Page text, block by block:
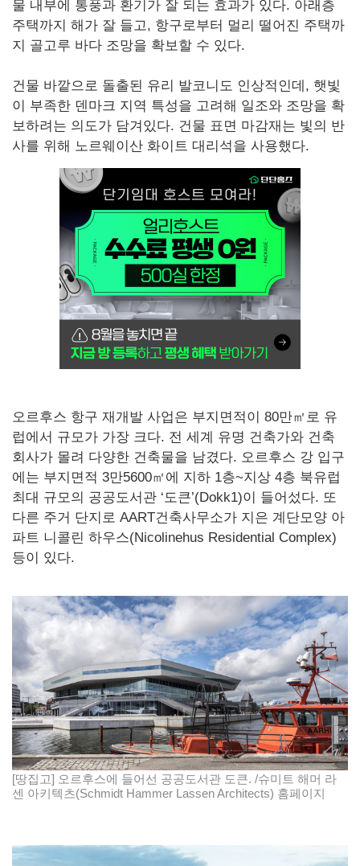
물 내부에 통풍과 환기가 잘 되는 효과가 있다. 아래층
주택까지 해가 잘 들고, 항구로부터 멀리 떨어진 주택까
지 골고루 바다 조망을 확보할 수 있다.
건물 바깥으로 돌출된 유리 발코니도 인상적인데, 햇빛
이 부족한 덴마크 지역 특성을 고려해 일조와 조망을 확
보하려는 의도가 담겨있다. 건물 표면 마감재는 빛의 반
사를 위해 노르웨이산 화이트 대리석을 사용했다.
오르후스 항구 재개발 사업은 부지면적이 80만㎡로 유
럽에서 규모가 가장 크다. 전 세계 유명 건축가와 건축
회사가 몰려 다양한 건축물을 남겼다. 오르후스 강 입구
에는 부지면적 3만5600㎡에 지하 1층~지상 4층 북유럽
최대 규모의 공공도서관 ‘도큰’(Dokk1)이 들어섰다. 또
다른 주거 단지로 AART건축사무소가 지은 계단모양 아
파트 니콜린 하우스(Nicolinehus Residential Complex)
등이 있다.
[땅집고] 오르후스에 들어선 공공도서관 도큰. /슈미트 해머 라
센 아키텍츠(Schmidt Hammer Lassen Architects) 홈페이지